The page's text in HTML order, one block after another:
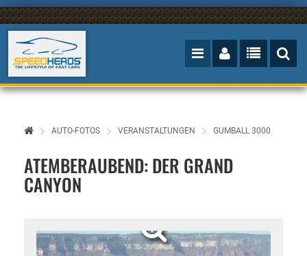
AUTO-FOTOS VERANSTALTUNGEN GUMBALL 3000
ATEMBERAUBEND: DER GRAND
CANYON